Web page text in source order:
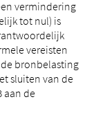
vermindering
tot nul) is
vereisten
bronbelasting
sluiten van de
aan de